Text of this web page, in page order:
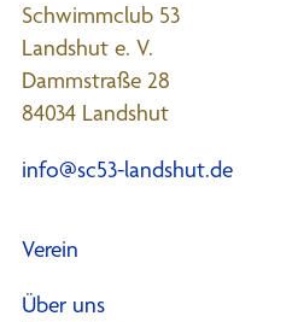
Schwimmclub 53
Landshut e. V.
Dammstraße 28
84034 Landshut
info@sc53-landshut.de
Verein
Über uns